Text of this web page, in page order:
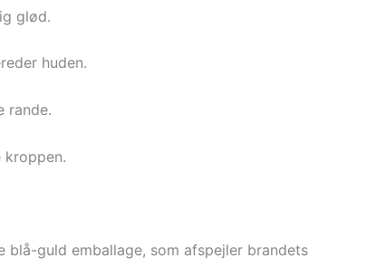
glød.
huden.
rande.
kroppen.
guld emballage, som afspejler brandets